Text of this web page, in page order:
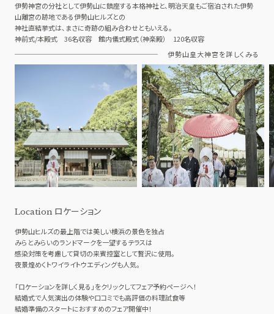
伊勢神宮の分社として伊勢山に鎮座する本格神社と、明治天皇もご宿泊された伊勢
山離宮の跡地である伊勢山ヒルズとの
神社直結挙式は、まさに奇跡の組み合わせともいえる。
神前式/本殿式 36名収容 館内儀式殿式（神楽殿） 120名収容
伊勢山皇大神宮を詳しくみる
Location ロケーション
伊勢山ヒルズの最上階では美しい横浜の景色を独占
みらとみらいのランドマークを一望するテラスは
感染対策を考慮して貸切の来賓控室として贅沢に使用。
夜景煌めくトワイライトウエディングも人気。
「ロケーションを詳しく見る」をクリックしてフェア予約ページへ！
結婚式で人気演出の体験や口コミでも高評価の料理試食等
結婚準備のスタートにおすすめのフェア開催中！